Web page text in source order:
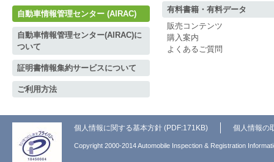
自動車情報管理センター (AIRAC)
自動車情報管理センター(AIRAC)に
ついて
証明書情報集約サービスについて
ご利用方法
有料書籍・有料データ
販売コンテンツ
購入案内
よくあるご質問
個人情報に関する基本方針 (PDF:171KB) 個人情報の
Copyright 2000-2014 Automobile Inspection & Registration